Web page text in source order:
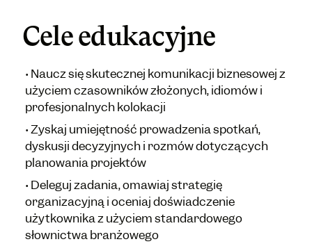
Cele edukacyjne
• Naucz się skutecznej komunikacji biznesowej z
użyciem czasowników złożonych, idiomów i
profesjonalnych kolokacji
•Zyskaj umiejętność prowadzenia spotkań,
dyskusji decyzyjnych i rozmów dotyczących
planowania projektów
• Deleguj zadania, omawiaj strategię
organizacyjną i oceniaj doświadczenie
użytkownika z użyciem standardowego
słownictwa branżowego